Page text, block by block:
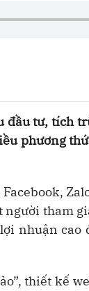
đầu tư, tích
phương
tham
nhuận cao
thiết kế